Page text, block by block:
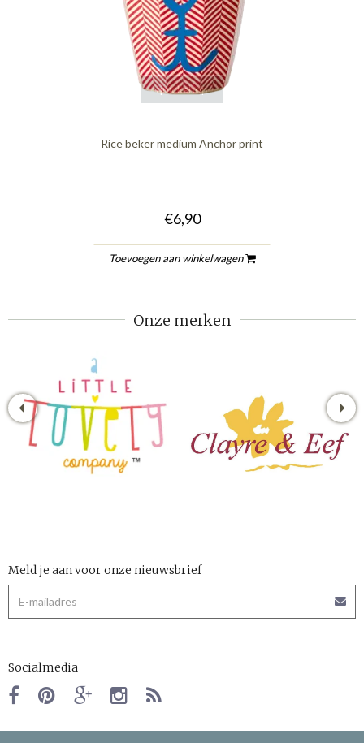
quickshop
Rice beker medium Anchor print
€6,90
Toevoegen aan winkelwagen
Onze merken
Meld je aan voor onze nieuwsbrief
Socialmedia